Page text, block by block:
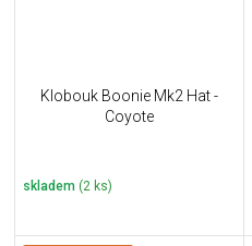
Klobouk Boonie Mk2 Hat -
Coyote
skladem (2 ks)